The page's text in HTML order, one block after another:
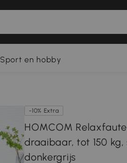
Sport en hobby
-10% Extra
HOMCOM
draaibaar, tot 150
donkergrijs